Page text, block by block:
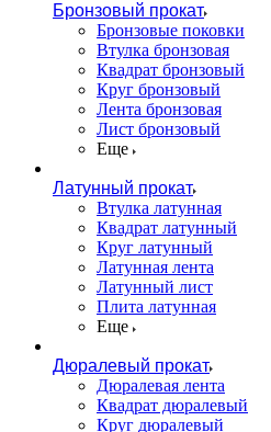
Бронзовый прокат
Бронзовые поковки
Втулка бронзовая
Квадрат бронзовый
Круг бронзовый
Лента бронзовая
Лист бронзовый
Еще
Латунный прокат
Втулка латунная
Квадрат латунный
Круг латунный
Латунная лента
Латунный лист
Плита латунная
Еще
Дюралевый прокат
Дюралевая лента
Квадрат дюралевый
Круг дюралевый